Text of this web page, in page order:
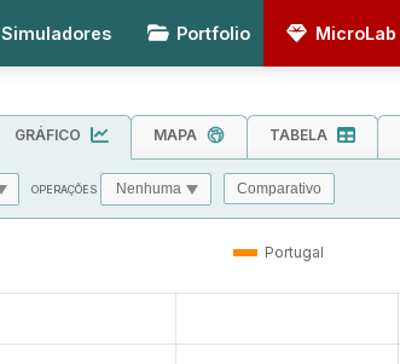
Simuladores Portfolio MicroLab
GRÁFICO MAPA TABELA
OPERAÇÕES Comparativo
Portugal